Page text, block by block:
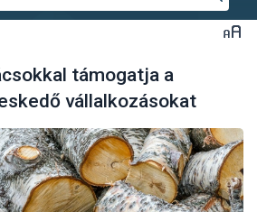
támogatja a
vállalkozásokat